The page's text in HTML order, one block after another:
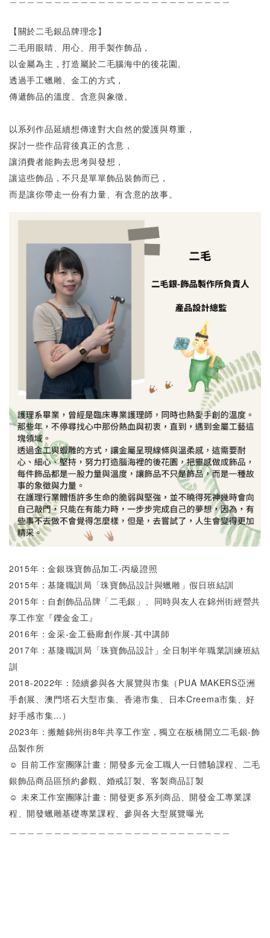
【關於二毛銀品牌理念】
二毛用眼睛、用心、用手製作飾品，
以金屬為主，打造屬於二毛腦海中的後花園。
透過手工蠟雕、金工的方式，
傳遞飾品的溫度、含意與象徵。
以系列作品延續想傳達對大自然的愛護與尊重，
探討一些作品背後真正的含意，
讓消費者能夠去思考與發想，
讓這些飾品，不只是單單飾品裝飾而已，
而是讓你帶走一份有力量、有含意的故事。
2015年：金銀珠寶飾品加工-丙級證照
2015年：基隆職訓局「珠寶飾品設計與蠟雕」假日班結訓
2015年：自創飾品品牌「二毛銀」、同時與友人在錦州街經營共
享工作室『鑠金金工』
2016年：金采-金工藝廊創作展-其中講師
2017年：基隆職訓局「珠寶飾品設計」全日制半年職業訓練班結
訓
2018-2022年：陸續參與各大展覽與市集（PUA MAKERS亞洲
手創展、澳門塔石大型市集、香港市集、日本Creema市集、好
好手感市集...）
2023年：搬離錦州街8年共享工作室，獨立在板橋開立二毛銀-飾
品製作所
☺ 目前工作室團隊計畫：開發多元金工職人一日體驗課程、二毛
銀飾品商品區預約參觀、婚戒訂製、客製商品訂製
☺ 未來工作室團隊計畫：開發更多系列商品、開發金工專業課
程、開發蠟雕基礎專業課程、參與各大型展覽曝光